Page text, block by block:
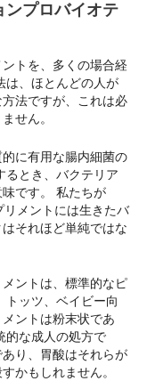
ンプロバイオテ
トを、多くの場合経
は、ほとんどの人が
法ですが、これは必
せん。
に有用な腸内細菌の
るとき、バクテリア
です。 私たちが
リメントには生きたバ
それほど単純ではな
ントは、標準的なピ
トッツ、ベイビー向
ントは粉末状であ
的な成人の処方で
り、胃酸はそれらが
かもしれません。